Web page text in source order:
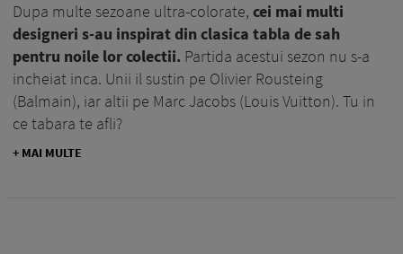
Dupa multe sezoane ultra-colorate, cei mai multi
designeri s-au inspirat din clasica tabla de sah
pentru noile lor colectii. Partida acestui sezon nu s-a
incheiat inca. Unii il sustin pe Olivier Rousteing
(Balmain), iar altii pe Marc Jacobs (Louis Vuitton). Tu in
ce tabara te afli?
+ MAI MULTE